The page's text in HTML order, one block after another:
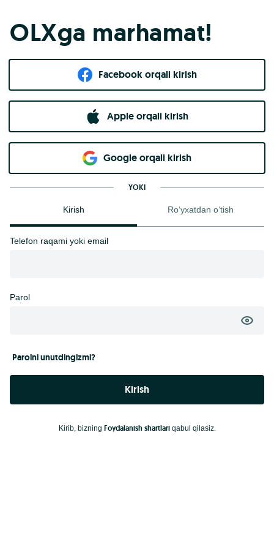
OLXga marhamat!
Facebook orqali kirish​
Apple orqali kirish
Goo​g​le orqali kirish
YOKI
Kirish Ro‘yxatdan o‘tish
Telefon raqami yoki email
Parol
Parolni unutdingizmi?
Kirish
Kirib, bizning Foydalanish shartlariqabul qilasiz.